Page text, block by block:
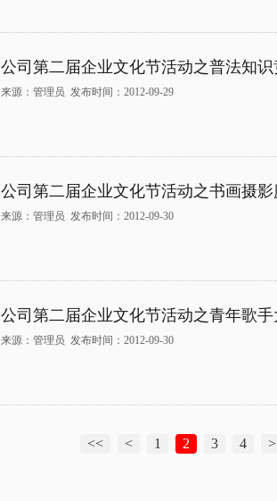
公司第二届企业文化节活动之普法知识
来源：管理员 发布时间：2012-09-29
公司第二届企业文化节活动之书画摄
来源：管理员 发布时间：2012-09-30
公司第二届企业文化节活动之青年歌手
来源：管理员 发布时间：2012-09-30
<< < 1 2 3 4 >